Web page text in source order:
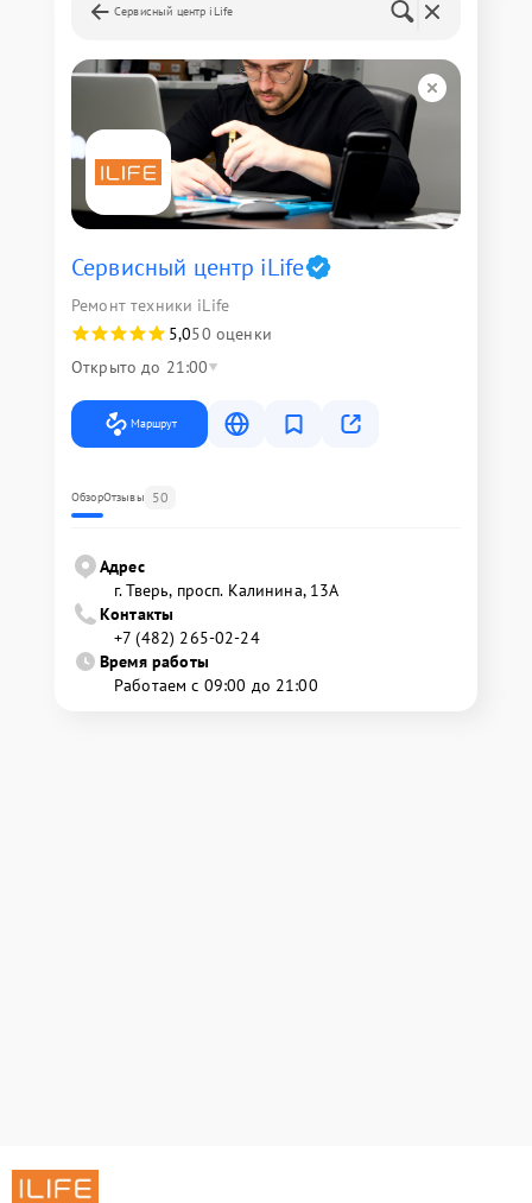
Сервисный центр iLife
Сервисный центр iLife
Ремонт техники iLife
5,050 оценки
Открыто до 21:00
Маршрут
ОбзорОтзывы 50
Адрес
г. Тверь, просп. Калинина, 13А
Контакты
+7 (482) 265-02-24
Время работы
Работаем с 09:00 до 21:00